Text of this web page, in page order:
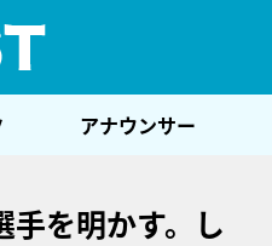
アナウンサー
を明かす。し